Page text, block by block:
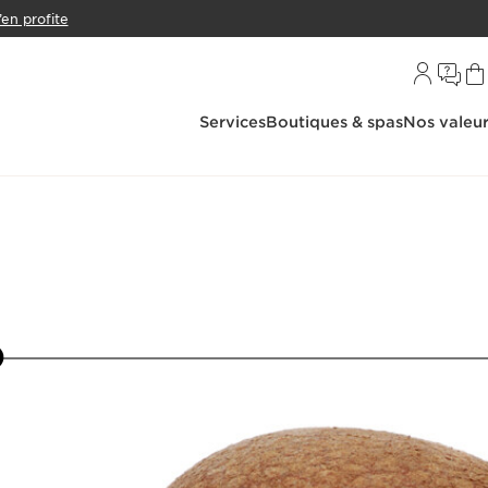
profite
ServicesBoutiques & spasNos
14 15 16 17